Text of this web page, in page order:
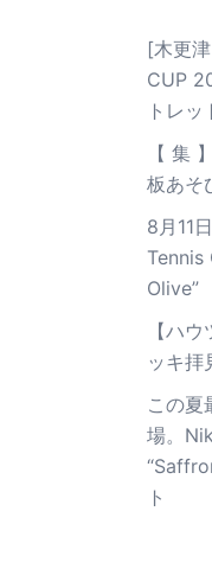
[木更
CUP
トレ
【 集
板あそ
8月11
Tennis
Olive”
【ハ
ッキ拝
この夏
場。
ト